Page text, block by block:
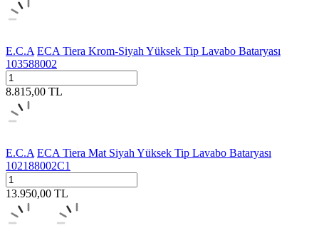
E.C.A ECA Tiera Krom-Siyah Yüksek Tip Lavabo Bataryası
103588002
8.815,00 TL
E.C.A ECA Tiera Mat Siyah Yüksek Tip Lavabo Bataryası
102188002C1
13.950,00 TL